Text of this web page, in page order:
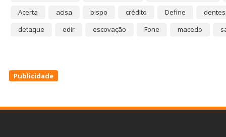
Acerta
acisa bispo crédito Define
dentes
detaque
edir escovação Fone macedo
Publicidade